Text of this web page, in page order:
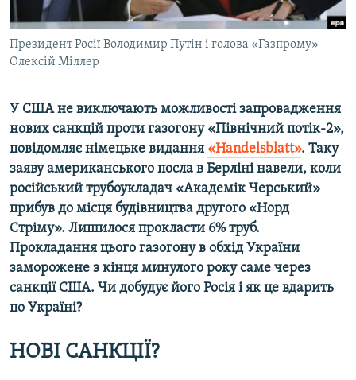
РУС
КТАТ
ДОЛУЧАЙСЯ!
Усі сайти RFE/RL
Президент Росії Володимир Путін і голова «Газпрому»
Олексій Міллер
У США не виключають можливості запровадження
нових санкцій проти газогону «Північний потік-2»,
повідомляє німецьке видання «Handelsblatt». Таку
заяву американського посла в Берліні навели, коли
російський трубоукладач «Академік Черський»
прибув до місця будівництва другого «Норд
Стріму». Лишилося прокласти 6% труб.
Прокладання цього газогону в обхід України
заморожене з кінця минулого року саме через
санкції США. Чи добудує його Росія і як це вдарить
по Україні?
НОВІ САНКЦІЇ?